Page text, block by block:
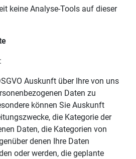
keine Analyse-Tools auf dieser
Auskunft über Ihre von uns
Daten zu
können Sie Auskunft
die Kategorie der
Daten, die Kategorien von
denen Ihre Daten
oder werden, die geplante